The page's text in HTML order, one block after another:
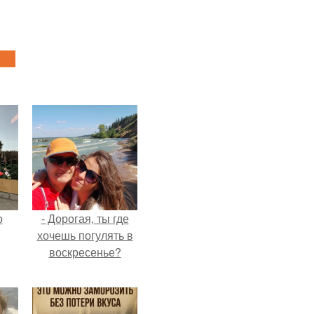
- Дорогая, ты где
хочешь погулять в
воскресенье?